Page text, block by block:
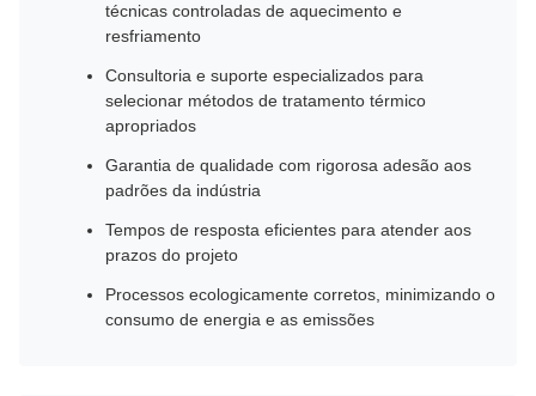
técnicas controladas de aquecimento e
resfriamento
Consultoria e suporte especializados para
selecionar métodos de tratamento térmico
apropriados
Garantia de qualidade com rigorosa adesão aos
padrões da indústria
Tempos de resposta eficientes para atender aos
prazos do projeto
Processos ecologicamente corretos, minimizando o
consumo de energia e as emissões